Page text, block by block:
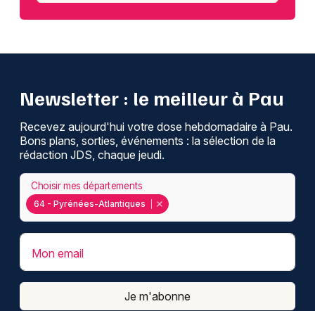
Newsletter : le meilleur à Pau
Recevez aujourd'hui votre dose hebdomadaire à Pau.
Bons plans, sorties, événements : la sélection de la
rédaction JDS, chaque jeudi.
64 - Pyrénées-Atlantiques
Choisir mes départements
Mon email
Je m'abonne